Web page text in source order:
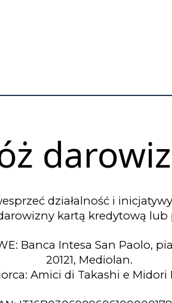
działalność i
kartą kredytową lub
Banca Intesa San Paolo,
20121, Mediolan.
Amici di Takashi e Midori